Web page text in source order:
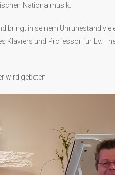
Nationalmusik.
bringt in seinem Unruhestand
Klaviers und Professor für Ev.
wird gebeten.